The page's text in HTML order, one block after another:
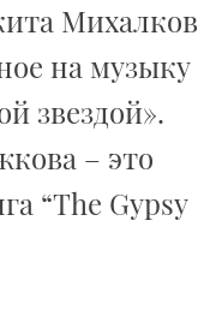
Михалков
на музыку
звездой».
– это
“The Gypsy